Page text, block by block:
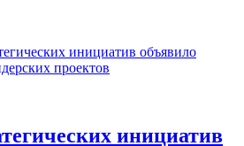
инициатив